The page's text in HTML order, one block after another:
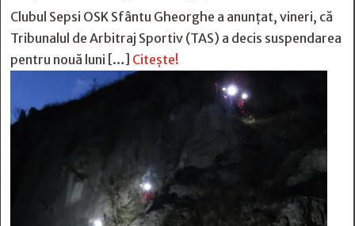
Clubul Sepsi OSK Sfântu Gheorghe a anunțat, vineri, că
Tribunalul de Arbitraj Sportiv (TAS) a decis suspendarea
pentru nouă luni […] Citește!